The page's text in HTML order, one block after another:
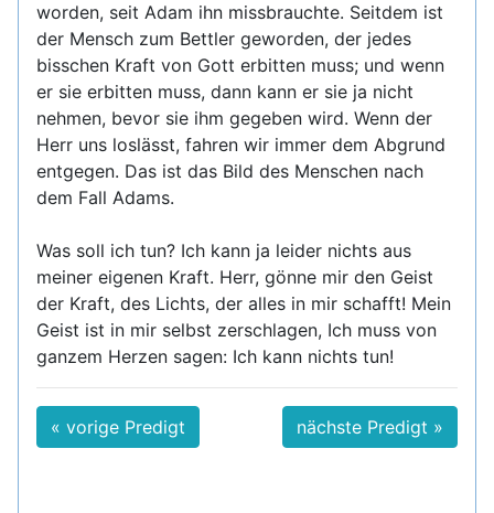
worden, seit Adam ihn missbrauchte. Seitdem ist
der Mensch zum Bettler geworden, der jedes
bisschen Kraft von Gott erbitten muss; und wenn
er sie erbitten muss, dann kann er sie ja nicht
nehmen, bevor sie ihm gegeben wird. Wenn der
Herr uns loslässt, fahren wir immer dem Abgrund
entgegen. Das ist das Bild des Menschen nach
dem Fall Adams.
Was soll ich tun? Ich kann ja leider nichts aus
meiner eigenen Kraft. Herr, gönne mir den Geist
der Kraft, des Lichts, der alles in mir schafft! Mein
Geist ist in mir selbst zerschlagen, Ich muss von
ganzem Herzen sagen: Ich kann nichts tun!
« vorige Predigt nächste Predigt »